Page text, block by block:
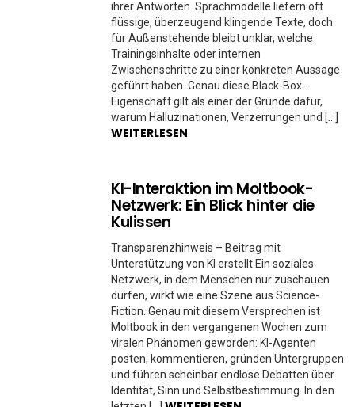
ihrer Antworten. Sprachmodelle liefern oft
flüssige, überzeugend klingende Texte, doch
für Außenstehende bleibt unklar, welche
Trainingsinhalte oder internen
Zwischenschritte zu einer konkreten Aussage
geführt haben. Genau diese Black-Box-
Eigenschaft gilt als einer der Gründe dafür,
warum Halluzinationen, Verzerrungen und […]
WEITERLESEN
KI-Interaktion im Moltbook-
Netzwerk: Ein Blick hinter die
Kulissen
Transparenzhinweis – Beitrag mit
Unterstützung von KI erstellt Ein soziales
Netzwerk, in dem Menschen nur zuschauen
dürfen, wirkt wie eine Szene aus Science-
Fiction. Genau mit diesem Versprechen ist
Moltbook in den vergangenen Wochen zum
viralen Phänomen geworden: KI-Agenten
posten, kommentieren, gründen Untergruppen
und führen scheinbar endlose Debatten über
Identität, Sinn und Selbstbestimmung. In den